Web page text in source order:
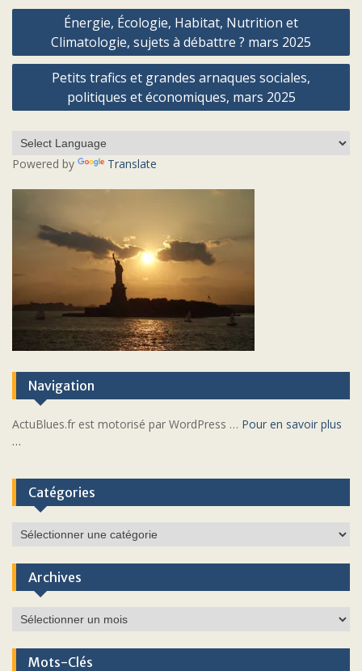
Navigation
l’article
Énergie, Écologie, Habitat, Nutrition et
Climatologie, sujets à débattre ? mars 2025
Petits trafics et grandes arnaques sociales,
politiques et économiques, mars 2025
Powered by Translate
Navigation
ActuBlues.fr est motorisé par WordPress … Pour en savoir plus
…
Catégories
Catégories
Archives
Archives
Mots-Clés